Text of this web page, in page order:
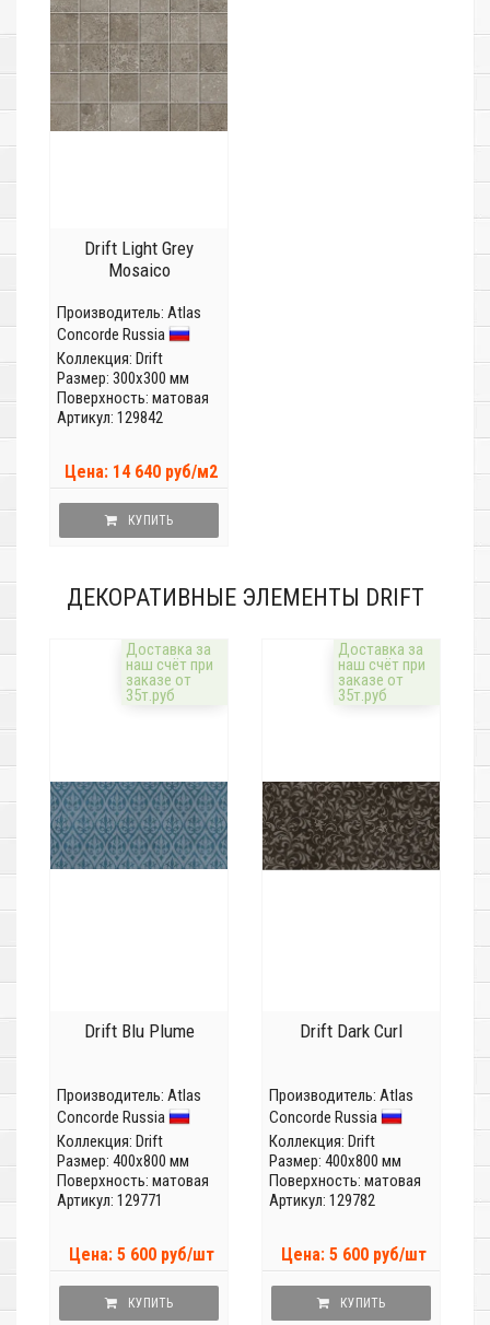
Drift Light Grey
Mosaico
Производитель: Atlas
Concorde Russia
Коллекция: Drift
Размер: 300x300 мм
Поверхность: матовая
Артикул: 129842
Цена: 14 640 руб/м2
КУПИТЬ
ДЕКОРАТИВНЫЕ ЭЛЕМЕНТЫ DRIFT
Доставка за
наш счёт при
заказе от
35т.руб
Drift Blu Plume
Производитель: Atlas
Concorde Russia
Коллекция: Drift
Размер: 400x800 мм
Поверхность: матовая
Артикул: 129771
Цена: 5 600 руб/шт
КУПИТЬ
Доставка за
наш счёт при
заказе от
35т.руб
Drift Dark Curl
Производитель: Atlas
Concorde Russia
Коллекция: Drift
Размер: 400x800 мм
Поверхность: матовая
Артикул: 129782
Цена: 5 600 руб/шт
КУПИТЬ